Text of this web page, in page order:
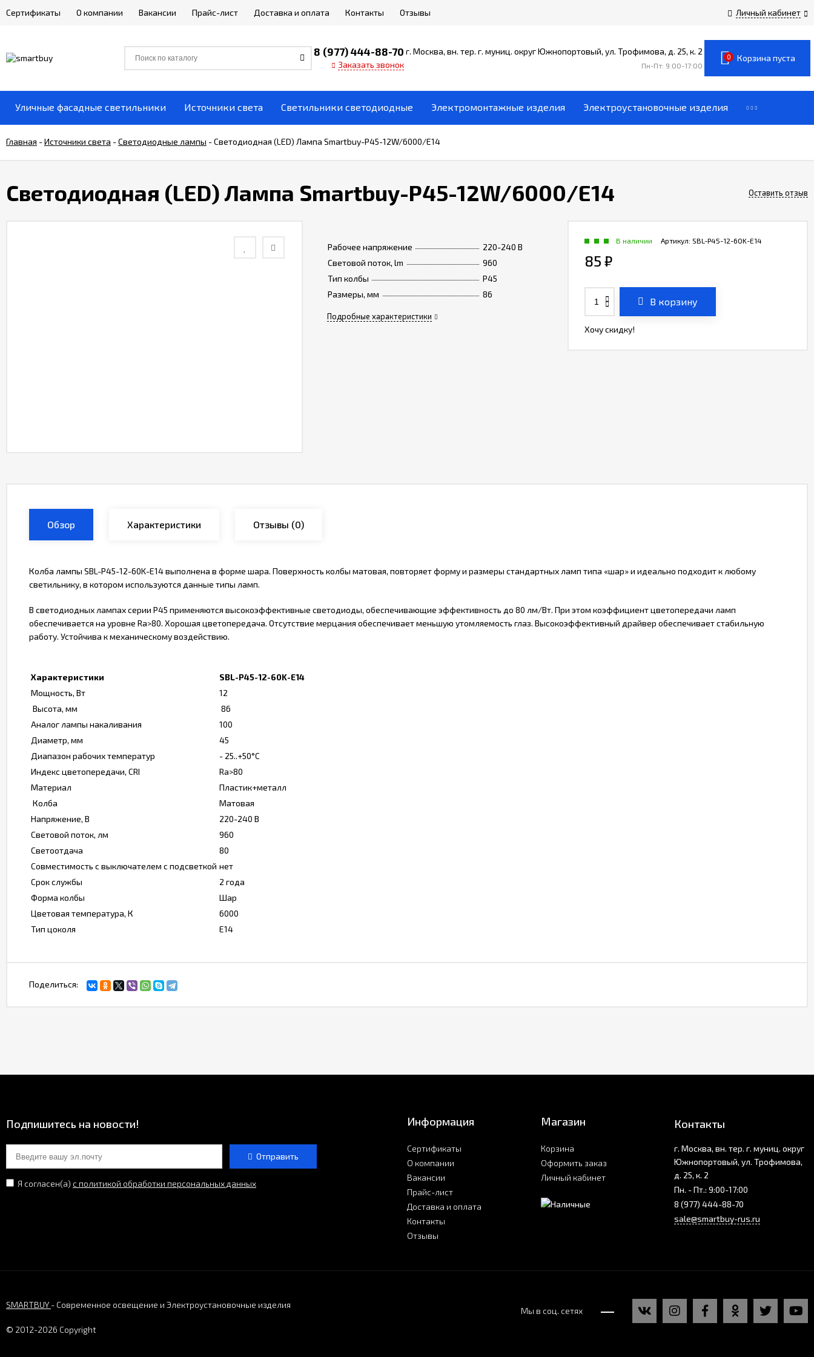
Личный кабинет
Сертификаты О компании Вакансии Прайс-лист Доставка и оплата Контакты Отзывы
8 (977) 444-88-70
Заказать звонок
г. Москва, вн. тер. г. муниц. округ Южнопортовый, ул. Трофимова, д. 25, к. 2
Пн-Пт: 9:00-17:00
0 Корзина пуста
Уличные фасадные светильники Источники света Светильники светодиодные Электромонтажные изделия Электроустановочные изделия
Главная -Источники света -Светодиодные лампы -Светодиодная (LED) Лампа Smartbuy-P45-12W/6000/E14
Светодиодная (LED) Лампа Smartbuy-P45-12W/6000/E14 Оставить отзыв
Рабочее напряжение
220-240 В
Световой поток, lm
960
Тип колбы
P45
Размеры, мм
86
Подробные характеристики
Артикул: SBL-P45-12-60K-E14
В наличии
85 ₽
В корзину
Хочу скидку!
Обзор Характеристики Отзывы (0)
Колба лампы SBL-P45-12-60K-E14 выполнена в форме шара. Поверхность колбы матовая, повторяет форму и размеры стандартных ламп типа «шар» и идеально подходит к любому
светильнику, в котором используются данные типы ламп.
В светодиодных лампах серии P45 применяются высокоэффективные светодиоды, обеспечивающие эффективность до 80 лм/Вт. При этом коэффициент цветопередачи ламп
обеспечивается на уровне Ra>80. Хорошая цветопередача. Отсутствие мерцания обеспечивает меньшую утомляемость глаз. Высокоэффективный драйвер обеспечивает стабильную
работу. Устойчива к механическому воздействию.
Характеристики
SBL-P45-12-60K-E14
Мощность, Вт
12
Высота, мм
86
Аналог лампы накаливания
100
Диаметр, мм
45
Диапазон рабочих температур
- 25..+50°C
Индекс цветопередачи, CRI
Ra>80
Материал
Пластик+металл
Колба
Матовая
Напряжение, В
220-240 В
Световой поток, лм
960
Светоотдача
80
Совместимость с выключателем с подсветкой нет
Срок службы
2 года
Форма колбы
Шар
Цветовая температура, К
6000
Тип цоколя
Е14
Поделиться:
Подпишитесь на новости!
Отправить
Я согласен(a) с политикой обработки персональных данных
Информация
Сертификаты
О компании
Вакансии
Прайс-лист
Доставка и оплата
Контакты
Отзывы
Магазин
Корзина
Оформить заказ
Личный кабинет
Контакты
г. Москва, вн. тер. г. муниц. округ
Южнопортовый, ул. Трофимова,
д. 25, к. 2
Пн. - Пт.: 9:00-17:00
8 (977) 444-88-70
sale@smartbuy-rus.ru
Мы в соц. сетях
SMARTBUY - Современное освещение и Электроустановочные изделия
© 2012-2026 Copyright